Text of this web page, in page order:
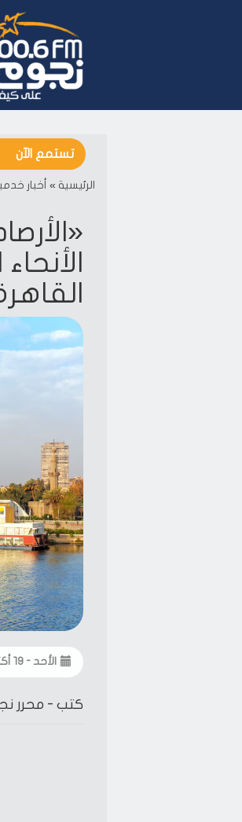
تستمع الآن
نجوم اف ام -
الرئيسية » أخبار
القاهرة 30
الأحد - ١٩ أكتوبر ٢٠٢٥
كتب - محرر